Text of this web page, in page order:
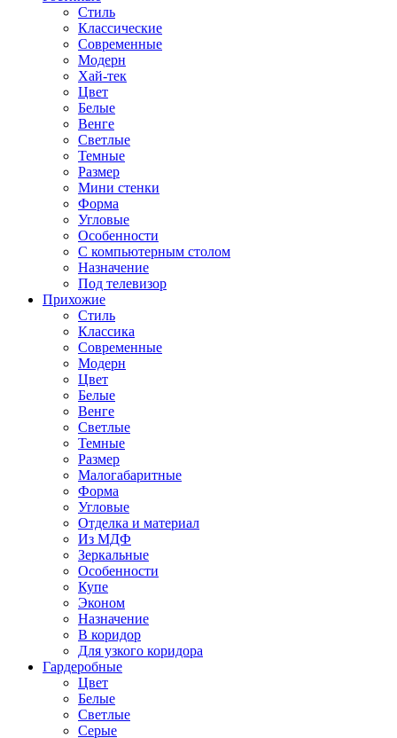
Стиль
Классические
Современные
Модерн
Хай-тек
Цвет
Белые
Венге
Светлые
Темные
Размер
Мини стенки
Форма
Угловые
Особенности
С компьютерным столом
Назначение
Под телевизор
Прихожие
Стиль
Классика
Современные
Модерн
Цвет
Белые
Венге
Светлые
Темные
Размер
Малогабаритные
Форма
Угловые
Отделка и материал
Из МДФ
Зеркальные
Особенности
Купе
Эконом
Назначение
В коридор
Для узкого коридора
Гардеробные
Цвет
Белые
Светлые
Серые